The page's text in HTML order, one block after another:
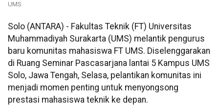
UMS
Solo (ANTARA) - Fakultas Teknik (FT) Universitas
Muhammadiyah Surakarta (UMS) melantik pengurus
baru komunitas mahasiswa FT UMS. Diselenggarakan
di Ruang Seminar Pascasarjana lantai 5 Kampus UMS
Solo, Jawa Tengah, Selasa, pelantikan komunitas ini
menjadi momen penting untuk menyongsong
prestasi mahasiswa teknik ke depan.